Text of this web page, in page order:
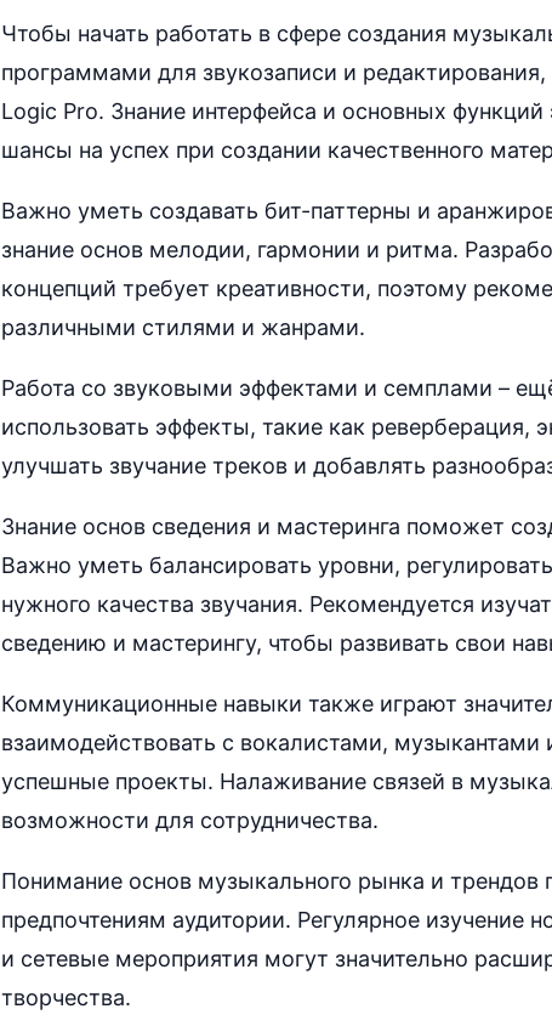
Чтобы начать работать в сфере создания
программами для звукозаписи и
Logic Pro. Знание интерфейса и основных
шансы на успех при создании качественного
Важно уметь создавать бит-паттерны и
знание основ мелодии, гармонии и ритма.
концепций требует креативности, поэтому
различными стилями и жанрами.
Работа со звуковыми эффектами и семплами –
использовать эффекты, такие как реверберация,
улучшать звучание треков и добавлять
Знание основ сведения и мастеринга поможет
Важно уметь балансировать уровни,
нужного качества звучания. Рекомендуется
сведению и мастерингу, чтобы развивать свои
Коммуникационные навыки также играют
взаимодействовать с вокалистами,
успешные проекты. Налаживание связей в
возможности для сотрудничества.
Понимание основ музыкального рынка и
предпочтениям аудитории. Регулярное изучение
и сетевые мероприятия могут значительно
творчества.